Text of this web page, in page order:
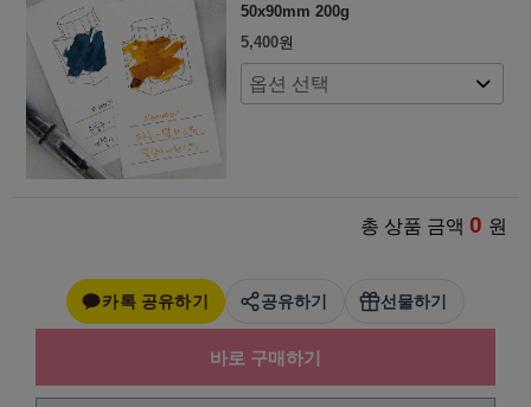
50x90mm 200g
5,400원
총 상품 금액 0 원
카톡 공유하기 공유하기 선물하기
바로 구매하기